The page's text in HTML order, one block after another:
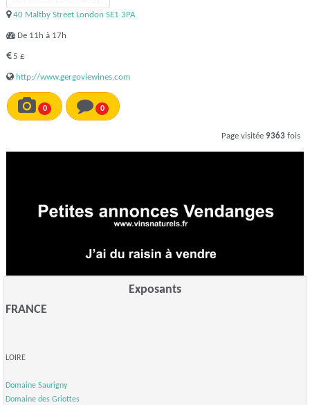
40 Maltby Street London SE1 3PA
De 11h à 17h
5 £
http://www.gergoviewines.com
0 0
Page visitée 9363 fois
Exposants
FRANCE
LOIRE
Domaine Saurigny
Domaine des Griottes